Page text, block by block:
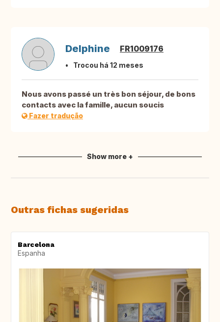
Delphine FR1009176
Trocou há 12 meses
Nous avons passé un très bon séjour, de bons
contacts avec la famille, aucun soucis
Fazer tradução
Show more +
Outras fichas sugeridas
Barcelona
Espanha